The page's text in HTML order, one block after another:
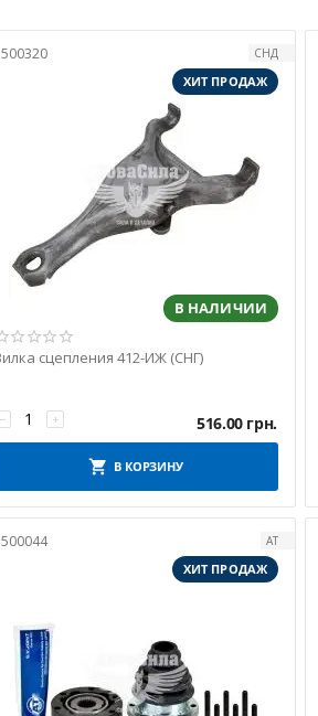
СНД
ХИТ ПРОДАЖ
В НАЛИЧИИ
сцепления 412-ИЖ (СНГ)
+
− 516.00 грн.
В КОРЗИНУ
АТ
ХИТ ПРОДАЖ